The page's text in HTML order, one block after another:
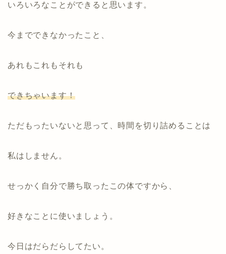
いろいろなことができると思います。
今までできなかったこと、
あれもこれもそれも
できちゃいます！
ただもったいないと思って、時間を切り詰めることは
私はしません。
せっかく自分で勝ち取ったこの体ですから、
好きなことに使いましょう。
今日はだらだらしてたい。